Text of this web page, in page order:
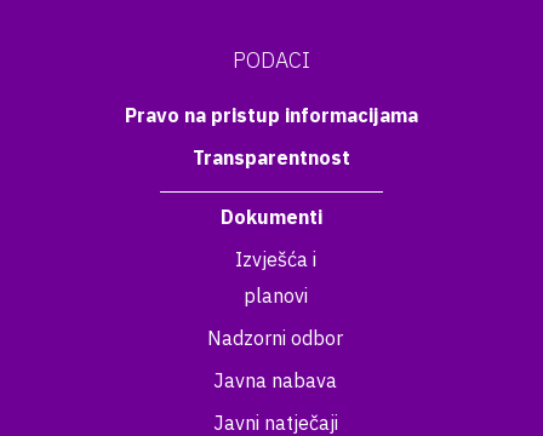
PODACI
Pravo na pristup informacijama
Transparentnost
Dokumenti
Izvješća i
planovi
Nadzorni odbor
Javna nabava
Javni natječaji